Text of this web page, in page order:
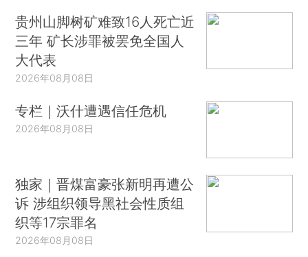
贵州山脚树矿难致16人死亡近
三年 矿长涉罪被罢免全国人
大代表
2026年08月08日
专栏｜沃什遭遇信任危机
2026年08月08日
独家｜晋煤富豪张新明再遭公
诉 涉组织领导黑社会性质组
织等17宗罪名
2026年08月08日